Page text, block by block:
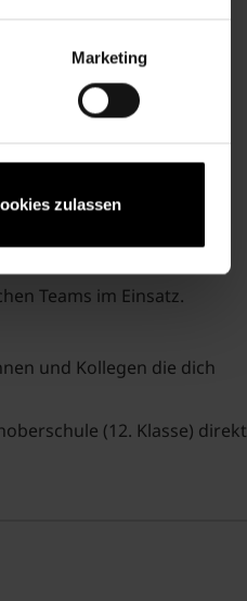
Marketing
zulassen
der Kranken- und
Teams im Einsatz.
und Kollegen die dich
(12. Klasse) direkt